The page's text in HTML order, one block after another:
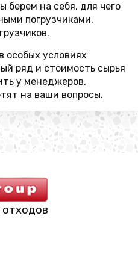
берем на себя, для чего
погрузчиками,
особых условиях
ряд и стоимость сырья
у менеджеров,
на ваши вопросы.